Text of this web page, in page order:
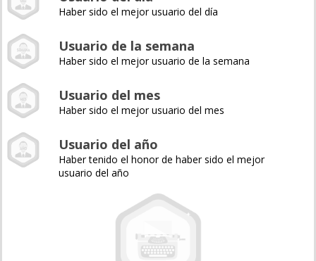
Haber sido el mejor usuario del día
Usuario de la semana
Haber sido el mejor usuario de la semana
Usuario del mes
Haber sido el mejor usuario del mes
Usuario del año
Haber tenido el honor de haber sido el mejor
usuario del año